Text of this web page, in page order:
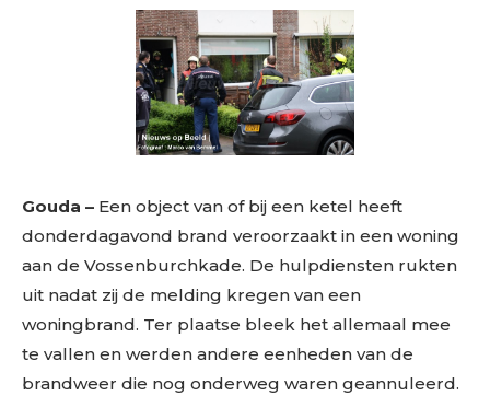
Gouda – Een object van of bij een ketel heeft
donderdagavond brand veroorzaakt in een woning
aan de Vossenburchkade. De hulpdiensten rukten
uit nadat zij de melding kregen van een
woningbrand. Ter plaatse bleek het allemaal mee
te vallen en werden andere eenheden van de
brandweer die nog onderweg waren geannuleerd.